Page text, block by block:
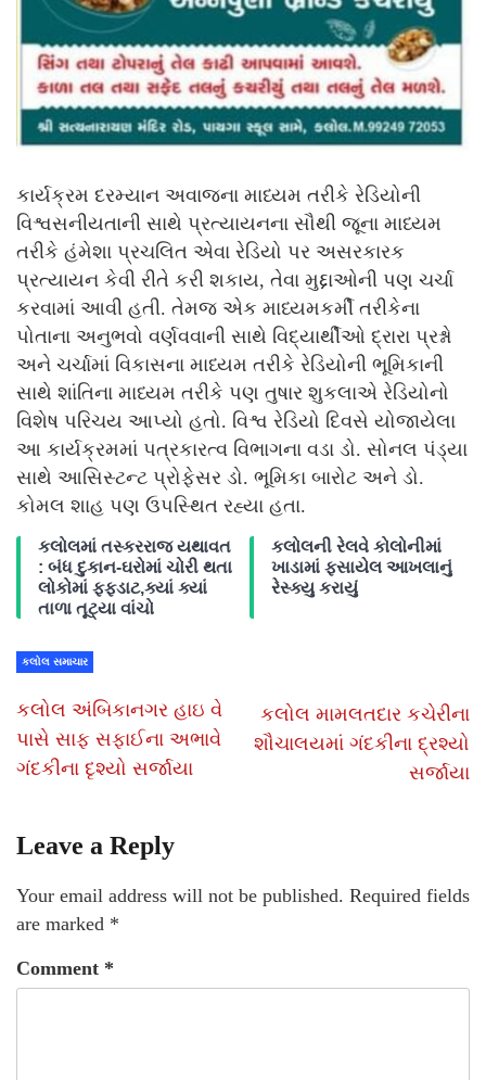
કાર્યક્રમ દરમ્યાન અવાજના માધ્યમ તરીકે રેડિયોની
વિશ્વસનીયતાની સાથે પ્રત્યાયનના સૌથી જૂના માધ્યમ
તરીકે હંમેશા પ્રચલિત એવા રેડિયો પર અસરકારક
પ્રત્યાયન કેવી રીતે કરી શકાય, તેવા મુદ્દાઓની પણ ચર્ચા
કરવામાં આવી હતી. તેમજ એક માધ્યમકર્મી તરીકેના
પોતાના અનુભવો વર્ણવવાની સાથે વિદ્યાર્થીઓ દ્રારા પ્રશ્નો
અને ચર્ચામાં વિકાસના માધ્યમ તરીકે રેડિયોની ભૂમિકાની
સાથે શાંતિના માધ્યમ તરીકે પણ તુષાર શુકલાએ રેડિયોનો
વિશેષ પરિચય આપ્યો હતો. વિશ્વ રેડિયો દિવસે યોજાયેલા
આ કાર્યક્રમમાં પત્રકારત્વ વિભાગના વડા ડો. સોનલ પંડ્યા
સાથે આસિસ્ટન્ટ પ્રોફેસર ડો. ભૂમિકા બારોટ અને ડો.
કોમલ શાહ પણ ઉપસ્થિત રહ્યા હતા.
કલોલમાં તસ્કરરાજ યથાવત
: બંધ દુકાન-ઘરોમાં ચોરી થતા
લોકોમાં ફફડાટ,ક્યાં ક્યાં
તાળા તૂટ્યા વાંચો
કલોલની રેલવે કોલોનીમાં
ખાડામાં ફસાયેલ આખલાનું
રેસ્ક્યુ કરાયું
કલોલ સમાચાર
કલોલ અંબિકાનગર હાઇ વે
પાસે સાફ સફાઈના અભાવે
ગંદકીના દૃશ્યો સર્જાયા
કલોલ મામલતદાર કચેરીના
શૌચાલયમાં ગંદકીના દ્રશ્યો
સર્જાયા
Leave a Reply
Your email address will not be published. Required fields
are marked *
Comment *